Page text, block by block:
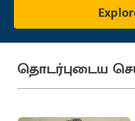
தொடர்புடைய